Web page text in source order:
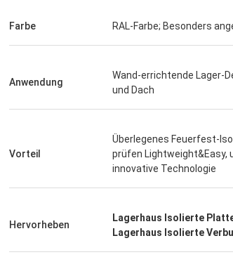
Ich bin sehr zufrieden mit dem guten
Farbe RAL-Farbe; Besonders
Anwendung
Wand-errichtende Lager-
und Dach
Vorteil
Überlegenes Feuerfest-
prüfen Lightweight&Easy,
innovative Technologie
Hervorheben
Lagerhaus Isolierte
Lagerhaus Isolierte